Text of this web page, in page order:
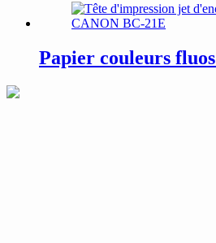
Papier couleurs fluos